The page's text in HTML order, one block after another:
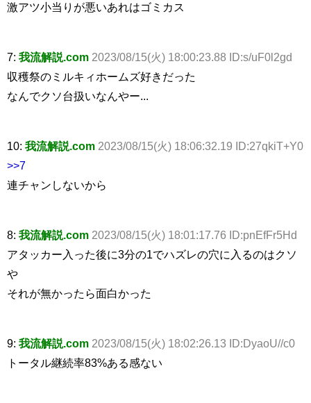
激アツ小当りが悪いあれはゴミカス
7: 我流解説.com 2023/08/15(火) 18:00:23.88 ID:s/uF0l2gd
収穫祭のミルキィホームズ好きだった
なんでクソ台扱いなんやー...
10: 我流解説.com 2023/08/15(火) 18:06:32.19 ID:27qkiT+Y0
>>7
連チャンしないから
8: 我流解説.com 2023/08/15(火) 18:01:17.76 ID:pnEfFr5Hd
アタッカー入った後に3分の1でハズレの穴に入るのはクソ
や
それが無かったら面白かった
9: 我流解説.com 2023/08/15(火) 18:02:26.13 ID:DyaoU//c0
トータル継続率83%ある感ない